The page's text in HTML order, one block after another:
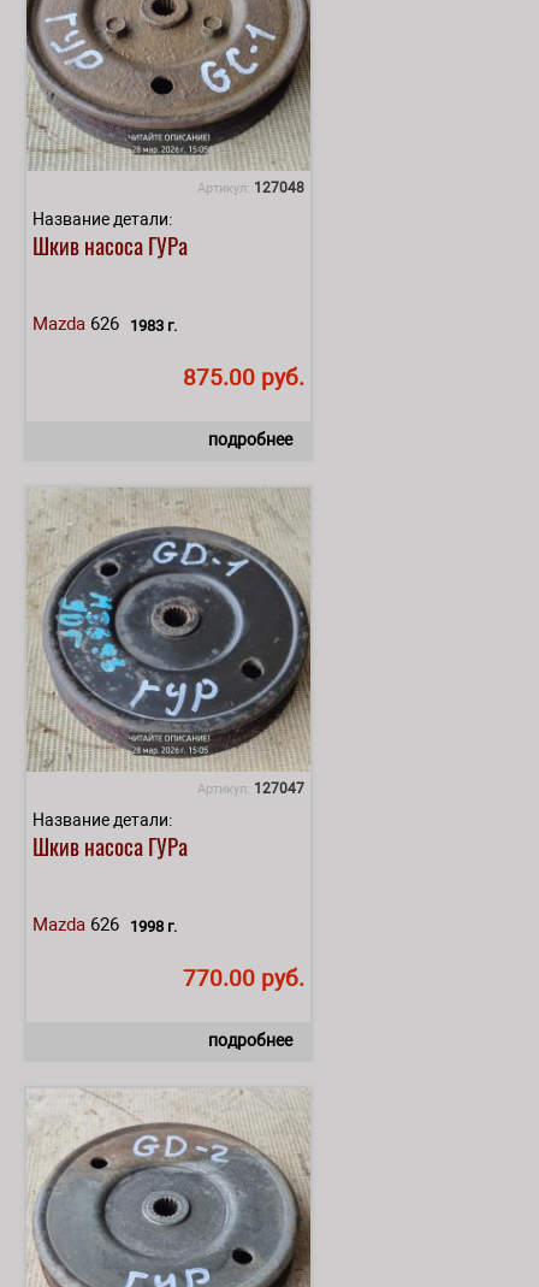
Артикул: 127048
Название детали:
Шкив насоса ГУРа
Mazda 626 1983 г.
875.00 руб.
подробнее
Артикул: 127047
Название детали:
Шкив насоса ГУРа
Mazda 626 1998 г.
770.00 руб.
подробнее